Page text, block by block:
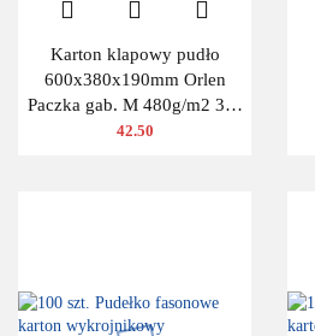
Karton klapowy pudło
600x380x190mm Orlen
Paczka gab. M 480g/m2 3W
10 szt.
42.50